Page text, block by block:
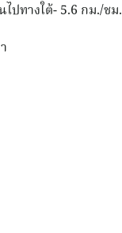
ปทางใต้- 5.6 กม./ชม.